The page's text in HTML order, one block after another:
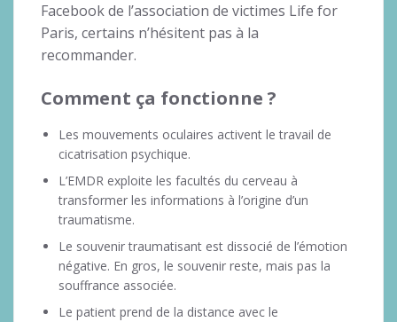
Facebook de l’association de victimes Life for
Paris, certains n’hésitent pas à la
recommander.
Comment ça fonctionne ?
Les mouvements oculaires activent le travail de
cicatrisation psychique.
L’EMDR exploite les facultés du cerveau à
transformer les informations à l’origine d’un
traumatisme.
Le souvenir traumatisant est dissocié de l’émotion
négative. En gros, le souvenir reste, mais pas la
souffrance associée.
Le patient prend de la distance avec le